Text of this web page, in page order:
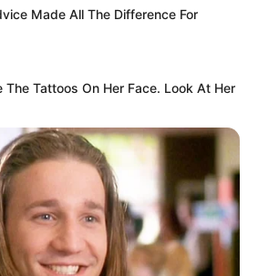
Made All The Difference For
The Tattoos On Her Face. Look At Her